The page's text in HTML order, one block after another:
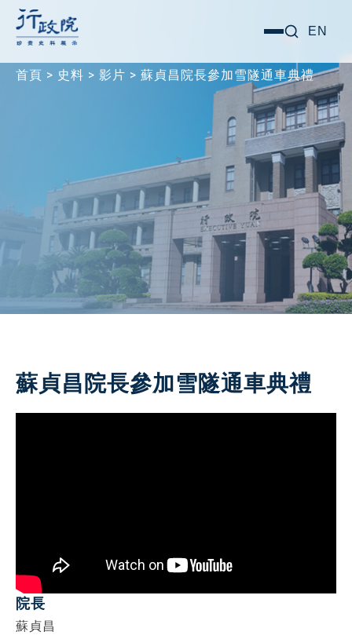
主
選
EN
首頁 > 史料 > 影片 > 蘇貞昌院長參加雪隧通車典禮
蘇貞昌院長參加雪隧通車典禮
院長
蘇貞昌